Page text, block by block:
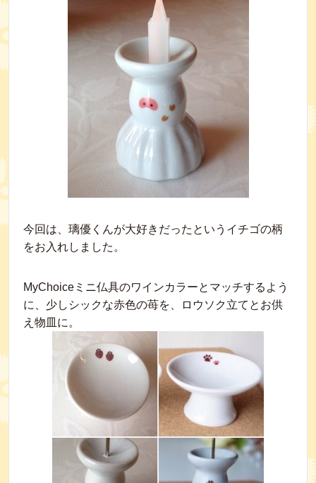
今回は、璃優くんが大好きだったというイチゴの柄
をお入れしました。
MyChoiceミニ仏具のワインカラーとマッチするよう
に、少しシックな赤色の苺を、ロウソク立てとお供
え物皿に。